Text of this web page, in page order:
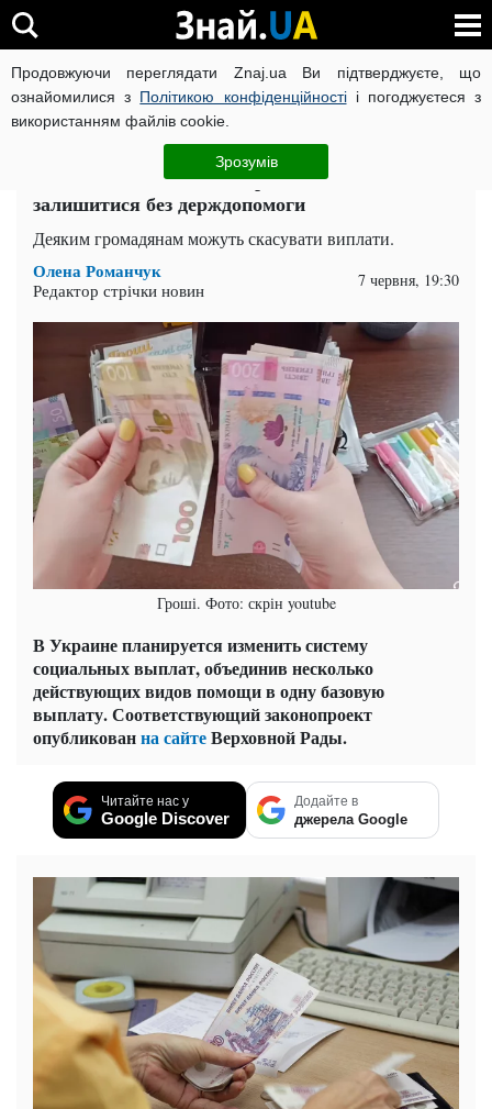
Продовжуючи переглядати Znaj.ua Ви підтверджуєте, що
ознайомилися з Політикою конфіденційностіі погоджуєтеся з
використанням файлів cookie.
Зрозумів
ВІЙНА РОСІЇ ПРОТИ УКРАЇНИ КОРОНАВІРУС В УКРАЇНІ
ЧИТАТЬ НА РУССКОМ
Кількість соцвиплат скоротили: хто може
залишитися без держдопомоги
Деяким громадянам можуть скасувати виплати.
Олена Романчук
Редактор стрічки новин 7 червня, 19:30
Гроші. Фото: скрін youtube
В Украине планируется изменить систему
социальных выплат, объединив несколько
действующих видов помощи в одну базовую
выплату. Соответствующий законопроект
опубликованна сайтеВерховной Рады.
Читайте нас у
Google Discover
Додайте в
джерела Google